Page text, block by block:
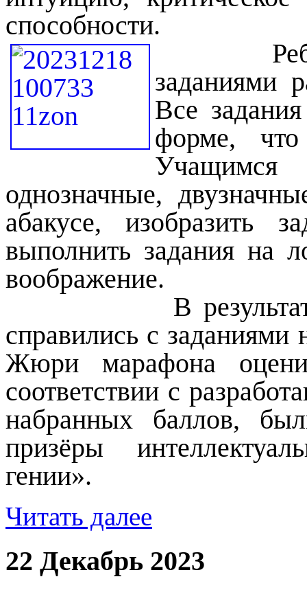
способности.
заданиями
Все
форме,
Учащимся
однозначные,
абакусе, изобразить
выполнить задания на
воображение.
В результате
справились с заданиями
Жюри марафона
соответствии с
набранных баллов,
призёры
гении».
Читать далее
22 Декабрь 2023